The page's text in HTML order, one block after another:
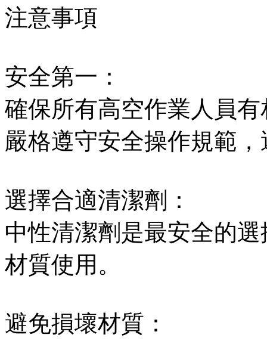
注意事項
安全第一：
確保所有高空作業人員
嚴格遵守安全操作規範
選擇合適清潔劑：
中性清潔劑是最安全的
材質使用。
避免損壞材質：